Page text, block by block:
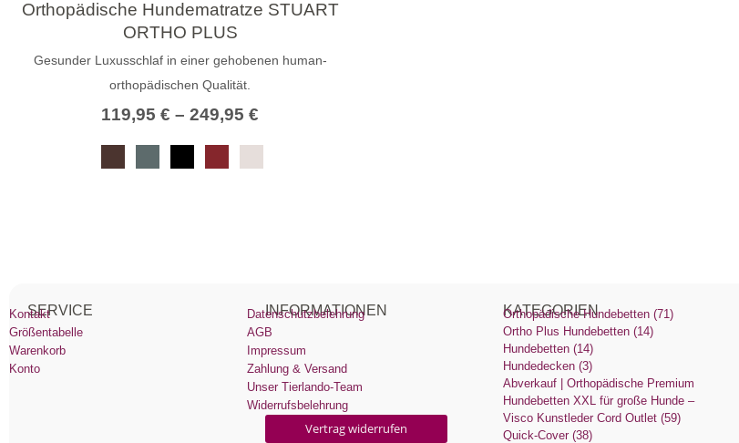
Orthopädische Hundematratze STUART
ORTHO PLUS
Gesunder Luxusschlaf in einer gehobenen human-
orthopädischen Qualität.
119,95 € – 249,95 €
SERVICE
Kontakt
Größentabelle
Warenkorb
Konto
INFORMATIONEN
Datenschutzbelehrung
AGB
Impressum
Zahlung & Versand
Unser Tierlando-Team
Widerrufsbelehrung
Vertrag widerrufen
KATEGORIEN
Orthopädische Hundebetten (71)
Ortho Plus Hundebetten (14)
Hundebetten (14)
Hundedecken (3)
Abverkauf | Orthopädische Premium
Hundebetten XXL für große Hunde –
Visco Kunstleder Cord Outlet (59)
Quick-Cover (38)